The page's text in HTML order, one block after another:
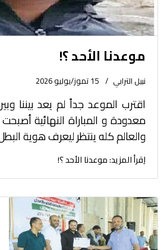
موعدنا الأحد ؟!
نبيل الترابي 15 تموز/يوليو 2026
اقترب الموعد جداً لم يعد بيننا
معدودة و المباراة النهائية
والعالم كله ينتظر ليعرف هوية
اِقرأ المزيد: موعدنا الأحد ؟!